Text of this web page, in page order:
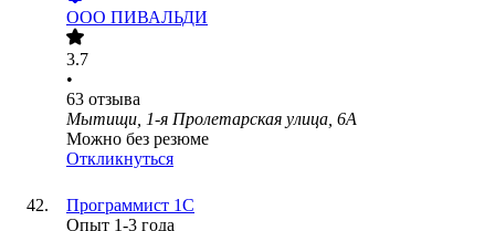
ООО ПИВАЛЬДИ
3.7
•
63 отзыва
Мытищи, 1-я Пролетарская улица, 6А
Можно без резюме
Откликнуться
Программист 1С
Опыт 1-3 года